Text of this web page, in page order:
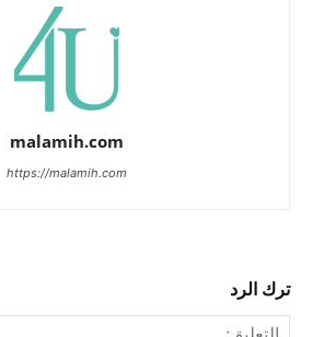
malamih.com
https://malamih.com
ترك الرد